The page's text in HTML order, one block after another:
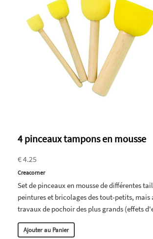
4 pinceaux tampons en mousse
€ 4.25
Creacorner
Set de pinceaux en mousse de différentes
peintures et bricolages des tout-petits, mais
travaux de pochoir des plus grands (effets
Ajouter au Panier